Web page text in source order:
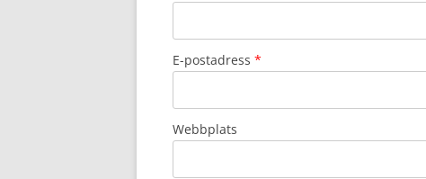
E-postadress *
Webbplats